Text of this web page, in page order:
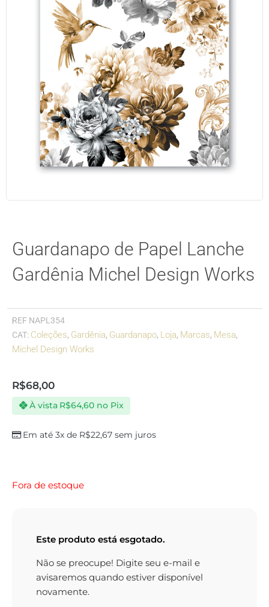
Guardanapo de Papel Lanche
Gardênia Michel Design Works
REF NAPL354
CAT: Coleções, Gardênia, Guardanapo, Loja, Marcas, Mesa,
Michel Design Works
R$68,00
Em até 3x de R$22,67 sem juros
À vista R$64,60 no Pix
Fora de estoque
Este produto está esgotado.
Não se preocupe! Digite seu e-mail e
avisaremos quando estiver disponível
novamente.